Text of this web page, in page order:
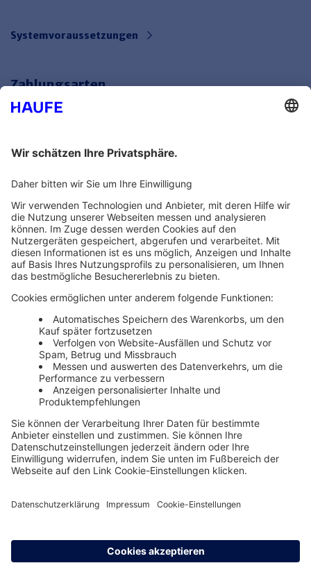
Systemvoraussetzungen
Zahlungsarten
Themenwelten und Produktschulungen
Haufe Group
Impressum AGBDatenschutzCookie-Einstellungen verwalten